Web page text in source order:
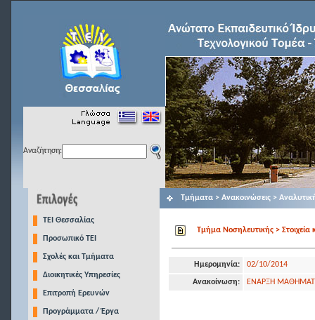
Αναζήτηση:
TEI Θεσσαλίας
Προσωπικό ΤΕΙ
Σχολές και Τμήματα
Διοικητικές Υπηρεσίες
Επιτροπή Ερευνών
Προγράμματα / Έργα
Τμήματα > Ανακοινώσεις >
Τμήμα Νοσηλευτικής > Στοιχεία
Ημερομηνία: 02/10/2014
Ανακοίνωση: ΕΝΑΡΞΗ